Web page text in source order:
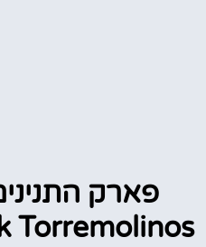
פארק
Torremolinos